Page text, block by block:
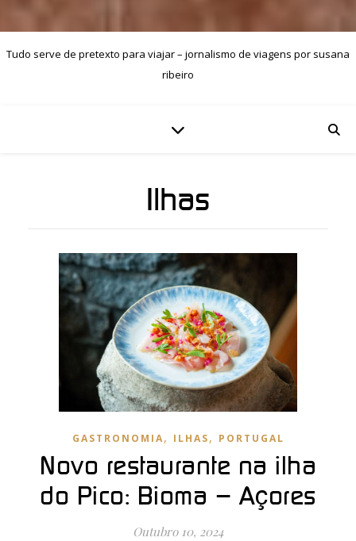
Tudo serve de pretexto para viajar – jornalismo de viagens por susana
ribeiro
Ilhas
GASTRONOMIA, ILHAS, PORTUGAL
Novo restaurante na ilha
do Pico: Bioma – Açores
Outubro 10, 2024